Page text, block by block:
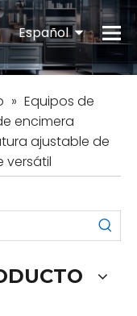
Español
English
» Equipos de
encimera
ajustable de
versátil